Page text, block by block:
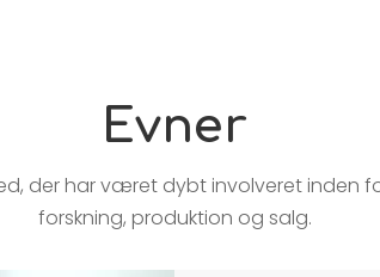
Evner
der har været dybt involveret inden
forskning, produktion og salg.